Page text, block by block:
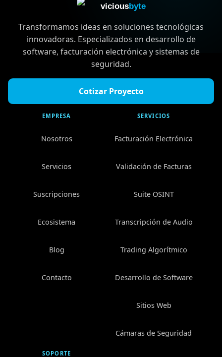
viciousbyte
Transformamos ideas en soluciones tecnológicas
innovadoras. Especializados en desarrollo de
software, facturación electrónica y sistemas de
seguridad.
Cotizar Proyecto
EMPRESA
Nosotros
Servicios
Suscripciones
Ecosistema
Blog
Contacto
SERVICIOS
Facturación Electrónica
Validación de Facturas
Suite OSINT
Transcripción de Audio
Trading Algorítmico
Desarrollo de Software
Sitios Web
Cámaras de Seguridad
SOPORTE